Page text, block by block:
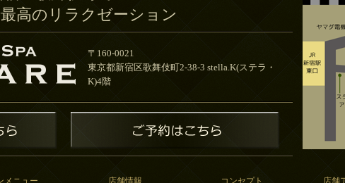
高のリラクゼーション
〒160-0021
東京都新宿区歌舞伎町2-38-3 stella.K(ステラ・
K)4階
メニュー 店舗情報 コンセプト 店舗